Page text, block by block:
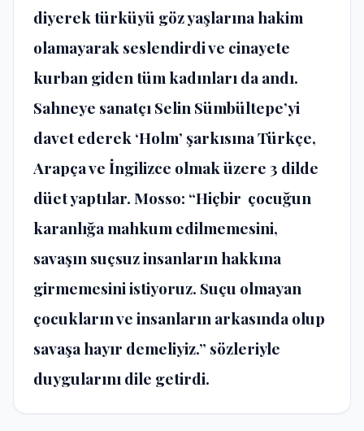
diyerek türküyü göz yaşlarına hakim
olamayarak seslendirdi ve cinayete
kurban giden tüm kadınları da andı.
Sahneye sanatçı Selin Sümbültepe’yi
davet ederek ‘Holm’ şarkısına Türkçe,
Arapça ve İngilizce olmak üzere 3 dilde
düet yaptılar. Mosso: “Hiçbir çocuğun
karanlığa mahkum edilmemesini,
savaşın suçsuz insanların hakkına
girmemesini istiyoruz. Suçu olmayan
çocukların ve insanların arkasında olup
savaşa hayır demeliyiz.” sözleriyle
duygularını dile getirdi.